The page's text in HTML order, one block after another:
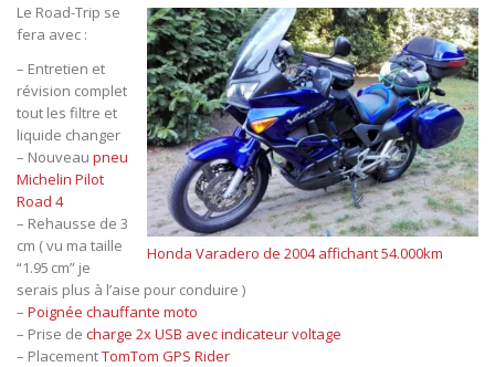
Honda Varadero de 2004 affichant 54.000km
Le Road-Trip se
fera avec :
– Entretien et
révision complet
tout les filtre et
liquide changer
– Nouveau pneu
Michelin Pilot
Road 4
– Rehausse de 3
cm ( vu ma taille
“1.95 cm” je
serais plus à l’aise pour conduire )
– Poignée chauffante moto
– Prise de charge 2x USB avec indicateur voltage
– PlacementTomTom GPS Rider